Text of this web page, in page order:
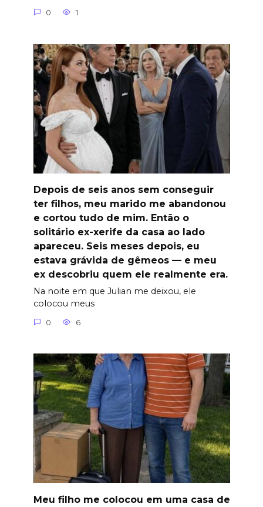
0 1
Depois de seis anos sem conseguir
ter filhos, meu marido me abandonou
e cortou tudo de mim. Então o
solitário ex-xerife da casa ao lado
apareceu. Seis meses depois, eu
estava grávida de gêmeos — e meu
ex descobriu quem ele realmente era.
Na noite em que Julian me deixou, ele
colocou meus
0 6
Meu filho me colocou em uma casa de